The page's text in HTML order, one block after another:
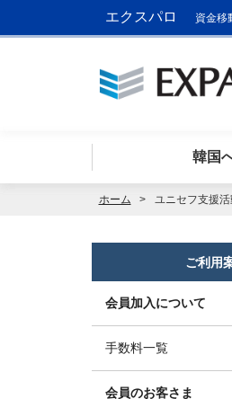
エクスパロ 資金移
韓国
ホーム ユニセフ支援活
ご利用
会員加入について
手数料一覧
会員のお客さま